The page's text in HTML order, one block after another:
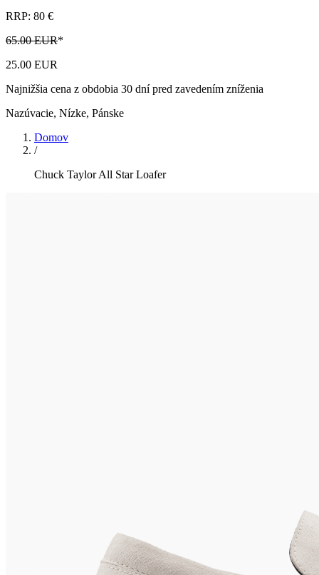
RRP: 80 €
65.00 EUR*
25.00 EUR
Najnižšia cena z obdobia 30 dní pred zavedením zníženia
Nazúvacie, Nízke, Pánske
Domov
/
Chuck Taylor All Star Loafer